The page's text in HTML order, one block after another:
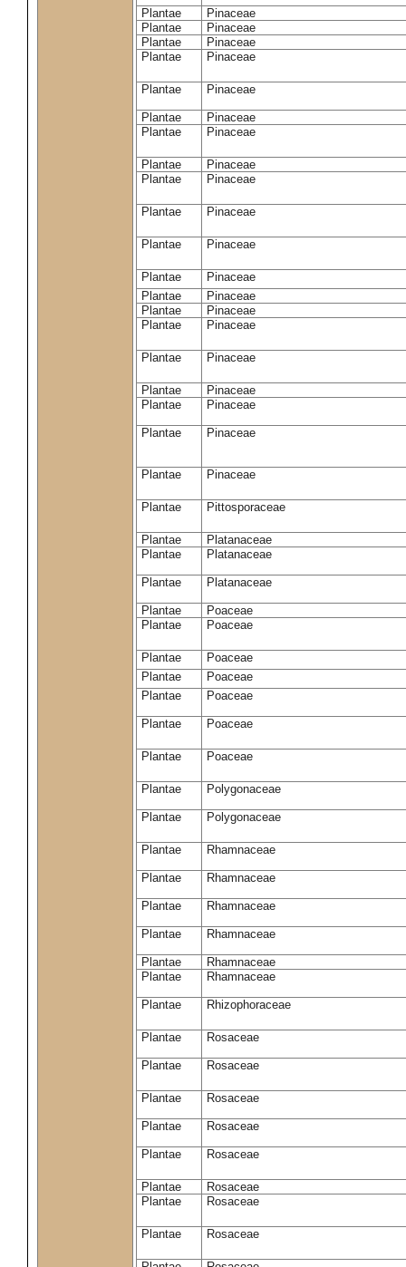
Plantae
Pinaceae
Plantae
Pinaceae
Plantae
Pinaceae
Plantae
Pinaceae
Plantae Pinaceae
Plantae
Pinaceae
Plantae
Pinaceae
Plantae
Pinaceae
Plantae
Pinaceae
Plantae Pinaceae
Plantae Pinaceae
Plantae
Pinaceae
Plantae
Pinaceae
Plantae
Pinaceae
Plantae
Pinaceae
Plantae Pinaceae
Plantae
Pinaceae
Plantae
Pinaceae
Plantae Pinaceae
Plantae Pinaceae
Plantae Pittosporaceae
Plantae
Platanaceae
Plantae
Platanaceae
Plantae Platanaceae
Plantae
Poaceae
Plantae
Poaceae
Plantae
Poaceae
Plantae
Poaceae
Plantae
Poaceae
Plantae Poaceae
Plantae Poaceae
Plantae Polygonaceae
Plantae Polygonaceae
Plantae Rhamnaceae
Plantae Rhamnaceae
Plantae Rhamnaceae
Plantae Rhamnaceae
Plantae
Rhamnaceae
Plantae
Rhamnaceae
Plantae Rhizophoraceae
Plantae Rosaceae
Plantae Rosaceae
Plantae Rosaceae
Plantae Rosaceae
Plantae Rosaceae
Plantae
Rosaceae
Plantae
Rosaceae
Plantae Rosaceae